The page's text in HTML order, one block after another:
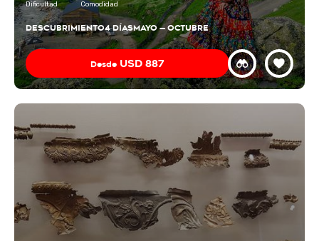
Dificultad Comodidad
DESCUBRIMIENTO4 DÍASMAYO — OCTUBRE
Desde USD 887